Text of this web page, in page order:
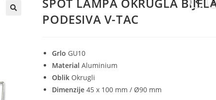
PODESIVA V-TAC
Grlo GU10
MaterialAluminium
Oblik Okrugli
Dimenzije 45 x 100 mm / Ø90 mm